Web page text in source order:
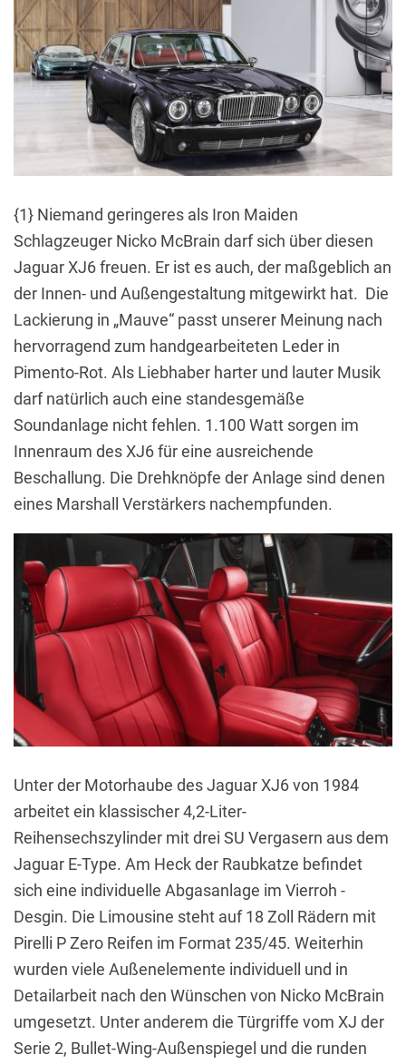
{1} Niemand geringeres als Iron Maiden
Schlagzeuger Nicko McBrain darf sich über diesen
Jaguar XJ6 freuen. Er ist es auch, der maßgeblich an
der Innen- und Außengestaltung mitgewirkt hat. Die
Lackierung in „Mauve“ passt unserer Meinung nach
hervorragend zum handgearbeiteten Leder in
Pimento-Rot. Als Liebhaber harter und lauter Musik
darf natürlich auch eine standesgemäße
Soundanlage nicht fehlen. 1.100 Watt sorgen im
Innenraum des XJ6 für eine ausreichende
Beschallung. Die Drehknöpfe der Anlage sind denen
eines Marshall Verstärkers nachempfunden.
Unter der Motorhaube des Jaguar XJ6 von 1984
arbeitet ein klassischer 4,2-Liter-
Reihensechszylinder mit drei SU Vergasern aus dem
Jaguar E-Type. Am Heck der Raubkatze befindet
sich eine individuelle Abgasanlage im Vierroh -
Desgin. Die Limousine steht auf 18 Zoll Rädern mit
Pirelli P Zero Reifen im Format 235/45. Weiterhin
wurden viele Außenelemente individuell und in
Detailarbeit nach den Wünschen von Nicko McBrain
umgesetzt. Unter anderem die Türgriffe vom XJ der
Serie 2, Bullet-Wing-Außenspiegel und die runden